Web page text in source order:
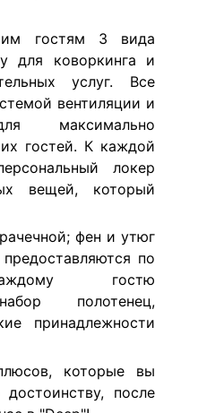
гостям 3 вида
для коворкинга и
услуг. Все
вентиляции и
максимально
гостей. К каждой
локер
вещей, который
фен и утюг
по
гостю
полотенец,
принадлежности
которые вы
после